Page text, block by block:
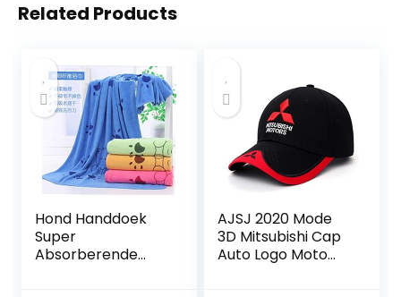
Related Products
Hond Handdoek
Super
Absorberende
AJSJ 2020 Mode
3D Mitsubishi Cap
Auto Logo Moto